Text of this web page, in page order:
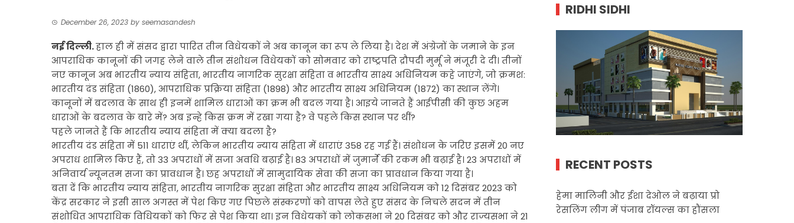
December 26, 2023 by seemasandesh
नई दिल्ली.हाल ही में संसद द्वारा पारित तीन विधेयकों ने अब कानून का रूप ले लिया है। देश में अंग्रेजों के जमाने के इन
आपराधिक कानूनों की जगह लेने वाले तीन संशोधन विधेयकों को सोमवार को राष्ट्रपति द्रौपदी मुर्मू ने मंजूरी दे दी। तीनों
नए कानून अब भारतीय न्याय संहिता, भारतीय नागरिक सुरक्षा संहिता व भारतीय साक्ष्य अधिनियम कहे जाएंगे, जो क्रमश:
भारतीय दंड संहिता (1860), आपराधिक प्रक्रिया संहिता (1898) और भारतीय साक्ष्य अधिनियम (1872) का स्थान लेंगे।
कानूनों में बदलाव के साथ ही इनमें शामिल धाराओं का क्रम भी बदल गया है। आइये जानते हैं आईपीसी की कुछ अहम
धाराओं के बदलाव के बारे में? अब इन्हे किस क्रम में रखा गया है? वे पहले किस स्थान पर थीं?
पहले जानते हैं कि भारतीय न्याय संहिता में क्या बदला है?
भारतीय दंड संहिता में 511 धाराएं थीं, लेकिन भारतीय न्याय संहिता में धाराएं 358 रह गई हैं। संशोधन के जरिए इसमें 20 नए
अपराध शामिल किए हैं, तो 33 अपराधों में सजा अवधि बढ़ाई है। 83 अपराधों में जुमार्ने की रकम भी बढ़ाई है। 23 अपराधों में
अनिवार्य न्यूनतम सजा का प्रावधान है। छह अपराधों में सामुदायिक सेवा की सजा का प्रावधान किया गया है।
बता दें कि भारतीय न्याय संहिता, भारतीय नागरिक सुरक्षा संहिता और भारतीय साक्ष्य अधिनियम को 12 दिसंबर 2023 को
केंद्र सरकार ने इसी साल अगस्त में पेश किए गए पिछले संस्करणों को वापस लेते हुए संसद के निचले सदन में तीन
संशोधित आपराधिक विधियकों को फिर से पेश किया था। इन विधेयकों को लोकसभा ने 20 दिसंबर को और राज्यसभा ने 21
RIDHI SIDHI
RECENT POSTS
हेमा मालिनी और ईशा देओल ने बढ़ाया प्रो
रेसलिंग लीग में पंजाब रॉयल्स का हौंसला